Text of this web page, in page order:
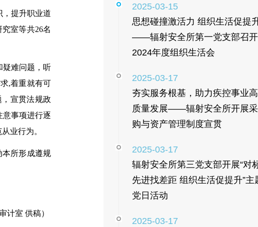
，提升职业道
室等共26名
疑难问题，听
,着重就有可
宣贯法规政
意事项进行逐
业行为。
所形成遵规
计室 供稿）
2025-03-15
思想碰撞激活力 组织生活促提
——辐射安全所第一党支部召开
2024年度组织生活会
2025-03-17
夯实服务根基，助力疾控事业高
质量发展——辐射安全所开展采
购与资产管理制度宣贯
2025-03-17
辐射安全所第三党支部开展“对
先进找差距 组织生活促提升”主
党日活动
2025-03-17